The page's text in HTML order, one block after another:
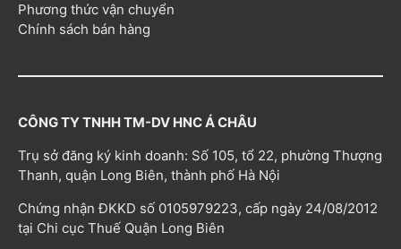
Phương thức vận chuyển
Chính sách bán hàng
CÔNG TY TNHH TM-DV HNC Á CHÂU
Trụ sở đăng ký kinh doanh: Số 105, tổ 22, phường Thượng
Thanh, quận Long Biên, thành phố Hà Nội
Chứng nhận ĐKKD số 0105979223, cấp ngày 24/08/2012
tại Chi cục Thuế Quận Long Biên